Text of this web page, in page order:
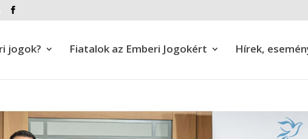
jogok? Fiatalok az Emberi Jogokért Hírek,